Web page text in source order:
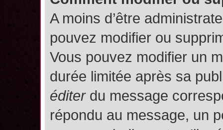
A moins d’être
pouvez modifier ou
Vous pouvez modifier un
durée limitée après sa
éditerdu message
répondu au message, un